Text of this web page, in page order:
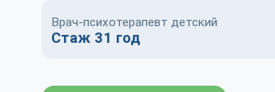
Врач-психотерапевт детский
Стаж 31 год